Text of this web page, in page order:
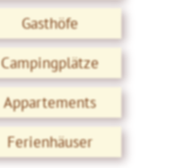
Gasthöfe
Campingplätze
Appartements
Ferienhäuser